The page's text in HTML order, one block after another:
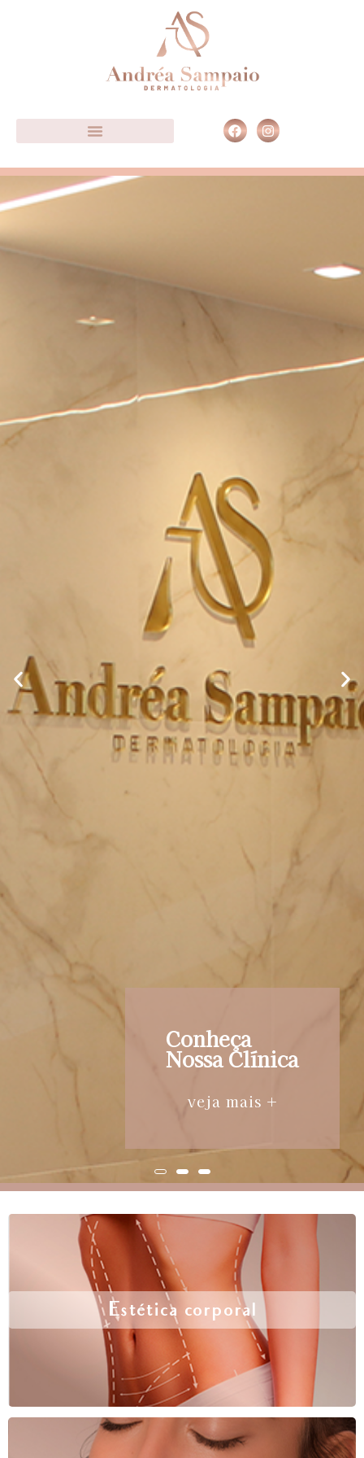
Conheça
Nossa Clínica
veja mais +
Estética corporal